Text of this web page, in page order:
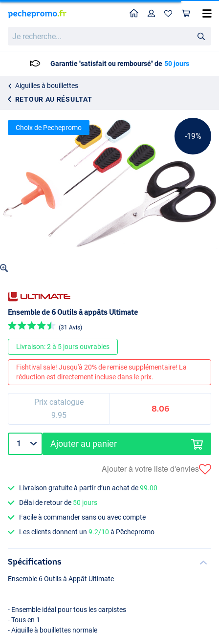
recherche...
HomeProfil
Livraison: 2 à 5 jours ouvrables
Aiguilles à bouillettes
RETOUR AU RÉSULTAT
Ensemble de 6 Outils à appâts Ultimate
-19%
Choix de Pechepromo
Ensemble de 6 Outils à appâts Ultimate
(31 Avis)
Livraison: 2 à 5 jours ouvrables
Fishtival sale! Jusqu'à 20% de remise supplémentaire! La
réduction est directement incluse dans le prix.
Prix catalogue
9.95
8.06
Ajouter au panier
Ajouter à votre liste d'envies
Livraison gratuite à partir d’un achat de99.00
Délai de retour de 50 jours
Facile à commander sans ou avec compte
Les clients donnent un9.2/10 à Pêchepromo
Spécifications
Ensemble 6 Outils à Appât Ultimate
- Ensemble idéal pour tous les carpistes
- Tous en 1
- Aiguille à bouillettes normale